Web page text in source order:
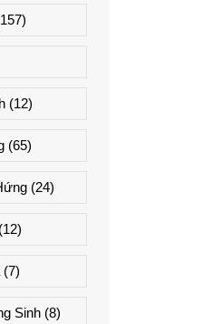
(12)
(65)
(24)
(7)
Sinh(8)